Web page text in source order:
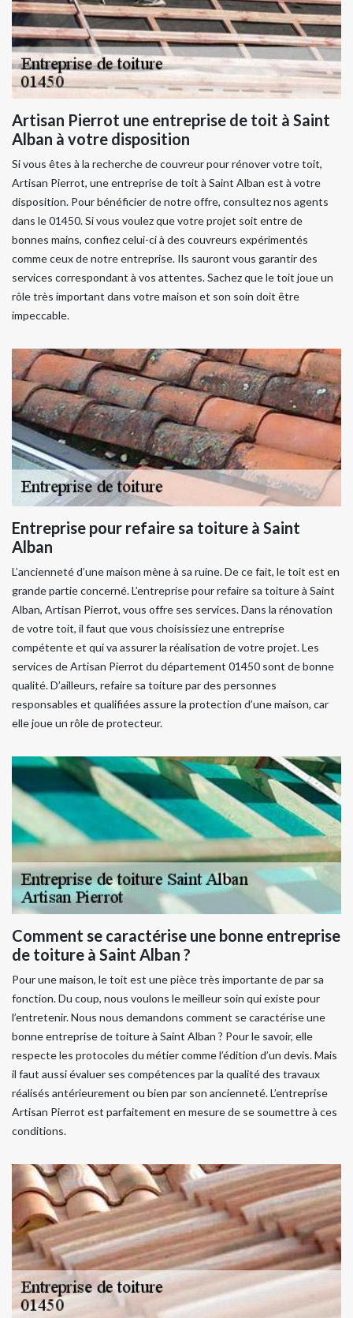
Artisan Pierrot une entreprise de toit à Saint
Alban à votre disposition
Si vous êtes à la recherche de couvreur pour rénover votre toit,
Artisan Pierrot, une entreprise de toit à Saint Alban est à votre
disposition. Pour bénéficier de notre offre, consultez nos agents
dans le 01450. Si vous voulez que votre projet soit entre de
bonnes mains, confiez celui-ci à des couvreurs expérimentés
comme ceux de notre entreprise. Ils sauront vous garantir des
services correspondant à vos attentes. Sachez que le toit joue un
rôle très important dans votre maison et son soin doit être
impeccable.
Entreprise pour refaire sa toiture à Saint
Alban
L’ancienneté d’une maison mène à sa ruine. De ce fait, le toit est en
grande partie concerné. L’entreprise pour refaire sa toiture à Saint
Alban, Artisan Pierrot, vous offre ses services. Dans la rénovation
de votre toit, il faut que vous choisissiez une entreprise
compétente et qui va assurer la réalisation de votre projet. Les
services de Artisan Pierrot du département 01450 sont de bonne
qualité. D’ailleurs, refaire sa toiture par des personnes
responsables et qualifiées assure la protection d’une maison, car
elle joue un rôle de protecteur.
Comment se caractérise une bonne entreprise
de toiture à Saint Alban ?
Pour une maison, le toit est une pièce très importante de par sa
fonction. Du coup, nous voulons le meilleur soin qui existe pour
l’entretenir. Nous nous demandons comment se caractérise une
bonne entreprise de toiture à Saint Alban ? Pour le savoir, elle
respecte les protocoles du métier comme l’édition d’un devis. Mais
il faut aussi évaluer ses compétences par la qualité des travaux
réalisés antérieurement ou bien par son ancienneté. L’entreprise
Artisan Pierrot est parfaitement en mesure de se soumettre à ces
conditions.